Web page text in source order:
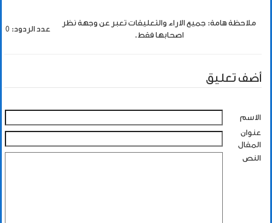
ملاحظة هامة: جميع الاراء والتعليقات تعبر عن وجهة نظر
اصحابها فقط.
عدد الردود: 0
أضف تعليق
الاسم
عنوان
المقال
النص